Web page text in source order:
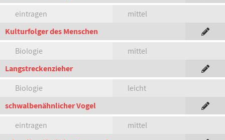
eintragen
mittel
Kulturfolger des Menschen
Biologie
mittel
Langstreckenzieher
Biologie
leicht
schwalbenähnlicher Vogel
eintragen
mittel